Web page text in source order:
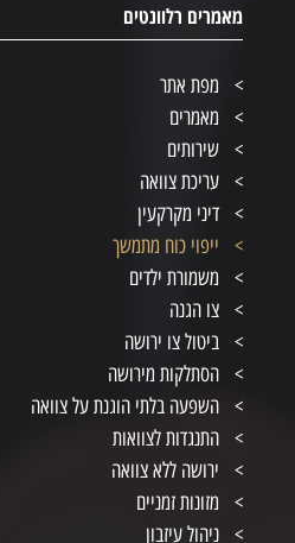
מאמרים רלוונטים
מפת אתר
מאמרים
שירותים
עריכת צוואה
דיני מקרקעין
ייפוי כוח מתמשך
משמורת ילדים
צו הגנה
ביטול צו ירושה
הסתלקות מירושה
השפעה בלתי הוגנת על צוואה
התנגדות לצוואות
ירושה ללא צוואה
מזונות זמניים
ניהול עיזבון